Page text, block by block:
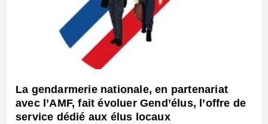
La gendarmerie nationale, en partenariat
avec l’AMF, fait évoluer Gend’élus, l’offre de
service dédié aux élus locaux